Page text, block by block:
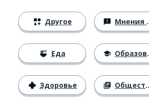
Другое
Еда
Здоровье
Мнения и убеждения
Образование
Общество